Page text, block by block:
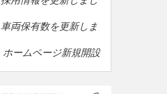
車両保有数を更新しま
ホームページ新規開設